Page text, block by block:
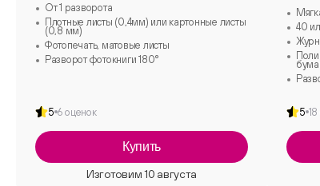
От 1 разворота
Плотные листы (0,4мм) или картонные листы
(0,8 мм)
Фотопечать, матовые листы
Разворот фотокниги 180°
5 6 оценок
Купить
40
5